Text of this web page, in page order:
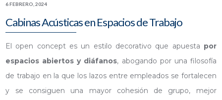
6 FEBRERO, 2024
Cabinas Acústicas en Espacios de Trabajo
El open concept es un estilo decorativo que apuesta por
espacios abiertos y diáfanos, abogando por una filosofía
de trabajo en la que los lazos entre empleados se fortalecen
y se consiguen una mayor cohesión de grupo, mejor